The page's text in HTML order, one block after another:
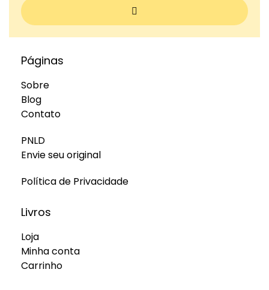
Páginas
Sobre
Blog
Contato
PNLD
Envie seu original
Política de Privacidade
Livros
Loja
Minha conta
Carrinho